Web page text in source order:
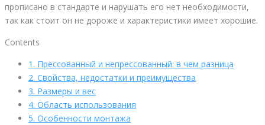
прописано в стандарте и нарушать его нет необходимости,
так как стоит он не дороже и характеристики имеет хорошие.
Contents
1. Прессованный и непрессованный: в чем разница
2. Свойства, недостатки и преимущества
3. Размеры и вес
4. Область использования
5. Особенности монтажа